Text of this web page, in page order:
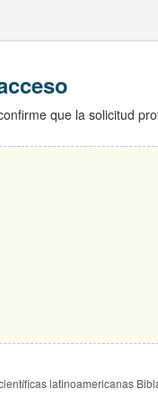
que la solicitud
latinoamericanas